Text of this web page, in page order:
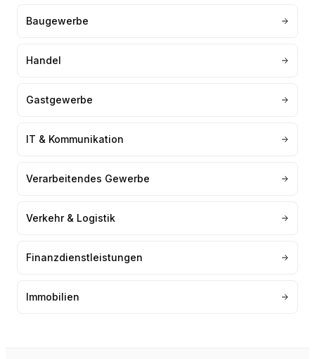
Baugewerbe
Handel
Gastgewerbe
IT & Kommunikation
Verarbeitendes Gewerbe
Verkehr & Logistik
Finanzdienstleistungen
Immobilien